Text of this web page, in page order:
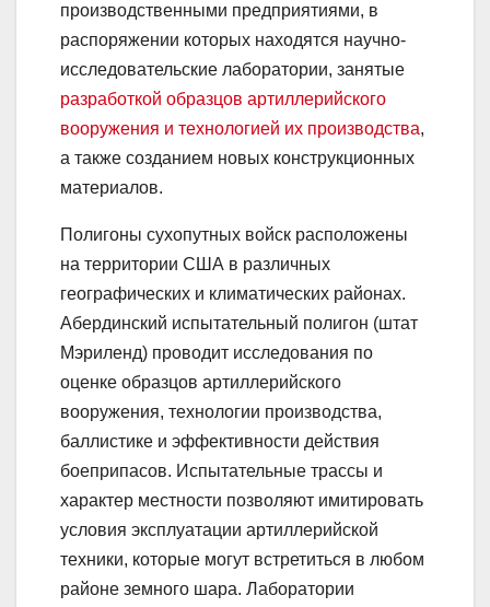
производственными предприятиями, в
распоряжении которых находятся научно-
исследовательские лаборатории, занятые
разработкой образцов артиллерийского
вооружения и технологией их производства,
а также созданием новых конструкционных
материалов.
Полигоны сухопутных войск расположены
на территории США в различных
географических и климатических районах.
Абердинский испытательный полигон (штат
Мэриленд) проводит исследования по
оценке образцов артиллерийского
вооружения, технологии производства,
баллистике и эффективности действия
боеприпасов. Испытательные трассы и
характер местности позволяют имитировать
условия эксплуатации артиллерийской
техники, которые могут встретиться в любом
районе земного шара. Лаборатории